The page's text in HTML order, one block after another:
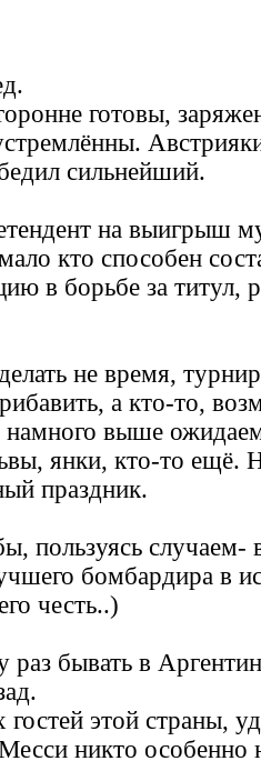
готовы,
сильнейший.
на выигрыш
кто способен
в борьбе за титул,
не время,
а кто-то,
намного выше
янки, кто-то ещё.
праздник.
пользуясь
бомбардира в
честь..)
раз бывать в
этой страны,
никто особенно